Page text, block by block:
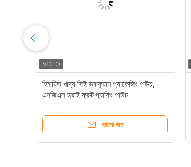
হিমায়িত খাদ্য সিই ভ্যাকুয়াম প্যাকেজিং পাউচ,
এসজিএস ড্রাই ফ্রুট প্যাকিং পাউচ
ভালো দাম